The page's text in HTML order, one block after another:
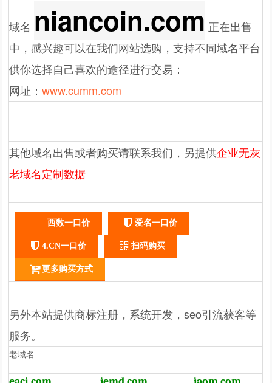
域名 niancoin.com 正在出售
中，感兴趣可以在我们网站选购，支持不同域名平台
供你选择自己喜欢的途径进行交易：
网址：www.cumm.com
其他域名出售或者购买请联系我们，另提供企业无灰
老域名定制数据
西数一口价 爱名一口价
4.CN一口价 扫码购买
更多购买方式
另外本站提供商标注册，系统开发，seo引流获客等
服务。
老域名